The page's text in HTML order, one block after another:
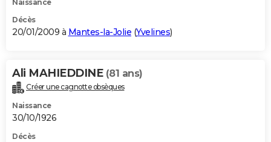
Naissance
Décès
20/01/2009 à Mantes-la-Jolie (Yvelines)
Ali MAHIEDDINE (81 ans)
Créer une cagnotte obsèques
Naissance
30/10/1926
Décès